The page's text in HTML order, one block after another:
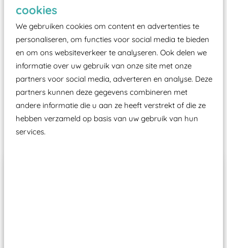
cookies
We gebruiken cookies om content en advertenties te
personaliseren, om functies voor social media te bieden
en om ons websiteverkeer te analyseren. Ook delen we
informatie over uw gebruik van onze site met onze
partners voor social media, adverteren en analyse. Deze
partners kunnen deze gegevens combineren met
andere informatie die u aan ze heeft verstrekt of die ze
hebben verzameld op basis van uw gebruik van hun
services.
moet zijn van een typekeuring, -plaatje en
certificering, uitgegeven door een Nederlands
aangewezen keuringsinstantie?
Wij ook speeltoestellen kunnen laten keuren zodat
ze toch binnen het Warenwetbesluit Attractie- en
Speeltoestellen vallen?
Past er goed bij